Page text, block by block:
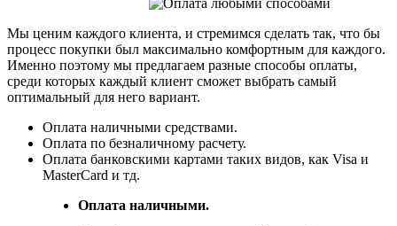
Мы ценим каждого клиента, и стремимся сделать так, что бы
процесс покупки был максимально комфортным для каждого.
Именно поэтому мы предлагаем разные способы оплаты,
среди которых каждый клиент сможет выбрать самый
оптимальный для него вариант.
Оплата наличными средствами.
Оплата по безналичному расчету.
Оплата банковскими картами таких видов, как Visa и
MasterCard и тд.
Оплата наличными.